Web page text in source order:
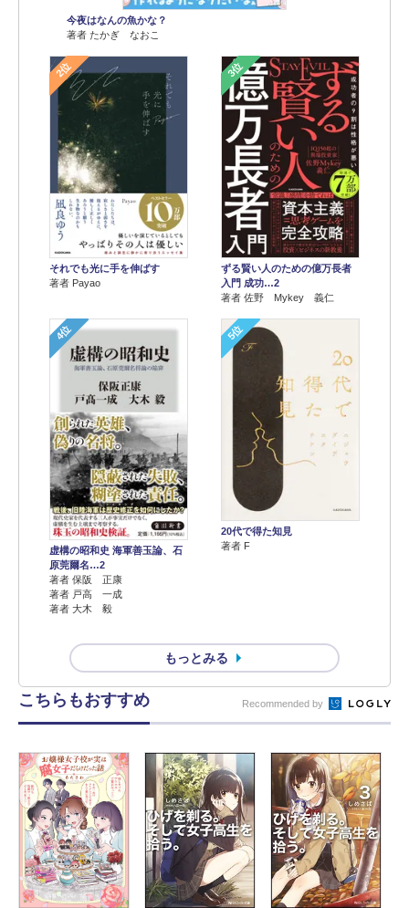
今夜はなんの魚かな？
著者 たかぎ なおこ
2位
それでも光に手を伸ばす
著者 Payao
3位
ずる賢い人のための億万長者
入門 成功…2
著者 佐野 Mykey 義仁
4位
虚構の昭和史 海軍善玉論、石
原莞爾名…2
著者 保阪 正康
著者 戸高 一成
著者 大木 毅
5位
20代で得た知見
著者 F
もっとみる
こちらもおすすめ Recommended by